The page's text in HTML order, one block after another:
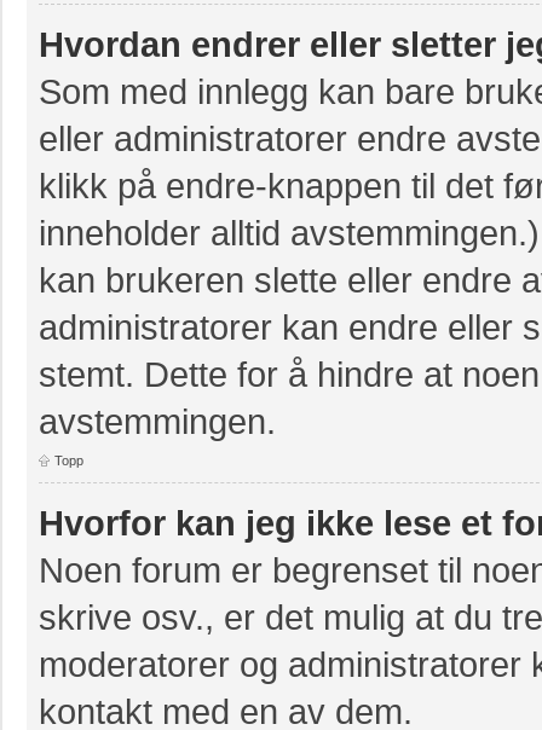
Hvordan endrer eller sletter
Som med innlegg kan bare
eller administratorer endre
klikk på endre-knappen til det
inneholder alltid
kan brukeren slette eller endre
administratorer kan endre eller
stemt. Dette for å hindre at
avstemmingen.
Topp
Hvorfor kan jeg ikke lese et
Noen forum er begrenset til
skrive osv., er det mulig at du
moderatorer og administratorer
kontakt med en av dem.